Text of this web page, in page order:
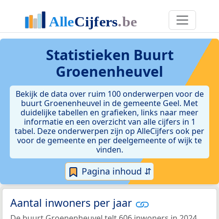
Statistieken Buurt
Groenenheuvel
Bekijk de data over ruim 100 onderwerpen voor de
buurt Groenenheuvel in de gemeente Geel. Met
duidelijke tabellen en grafieken, links naar meer
informatie en een overzicht van alle cijfers in 1
tabel. Deze onderwerpen zijn op AlleCijfers ook per
voor de gemeente en per deelgemeente of wijk te
vinden.
Pagina inhoud ⇵
Aantal inwoners per jaar